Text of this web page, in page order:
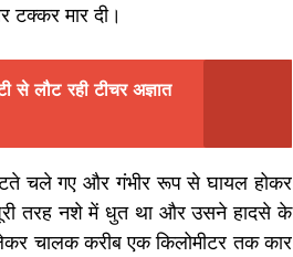
टक्कर मार दी।
से लौट रही टीचर अज्ञात
चले गए और गंभीर रूप से घायल होकर
पूरी तरह नशे में धुत था और उसने हादसे के
चालक करीब एक किलोमीटर तक कार